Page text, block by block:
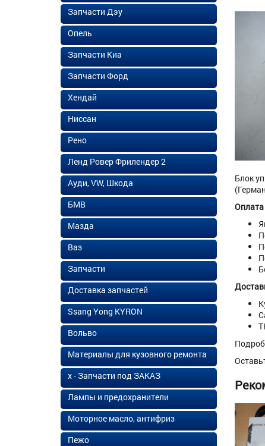
Блок
Запчасти Дэу
Опель
Запчасти Киа
Запчасти Форд
Хендай
Ниссан
Рено
Ленд Ровер Фрилендер 2
Ауди, VW, Шкода
БМВ
Мазда
Ваз
Запчасти
Доставка запчастей
Ssang Yong KYRON
Вольво
Материалы для кузовного ремонта
х - Запчасти под ЗАКАЗ
Лампы и предохранители
Моторное масло, антифриз
Пежо